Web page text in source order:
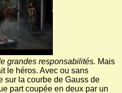
grandes responsabilités. Mais
le héros. Avec ou sans
sur la courbe de Gauss de
part coupée en deux par un